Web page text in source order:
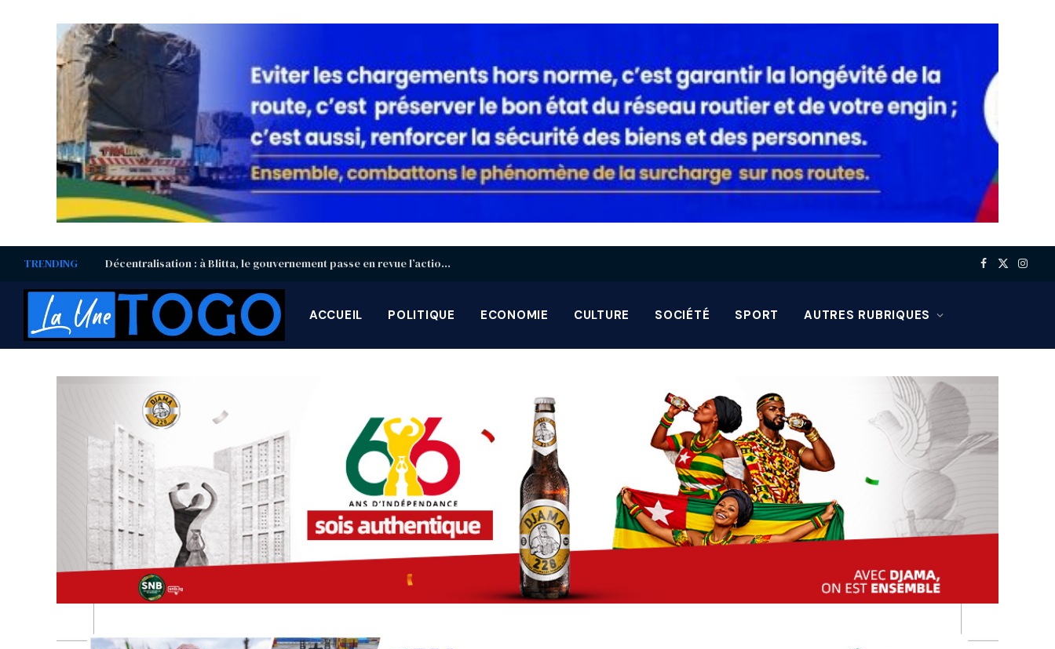
TRENDING Décentralisation : à Blitta, le gouvernement passe en revue l’action des gouverneurs et préfets Facebook
X
ACCUEIL POLITIQUE ECONOMIE CULTURE SOCIÉTÉ SPORT AUTRES RUBRIQUES